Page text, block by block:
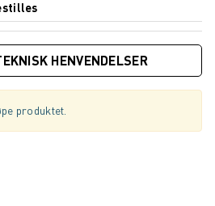
HENVENDELSER
produktet.